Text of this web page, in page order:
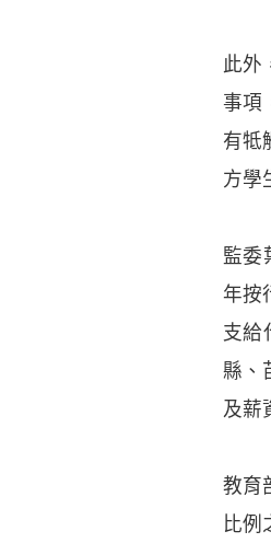
此外
事項
有牴
方學
監委
年按
支給
縣、
及薪
教育
比例